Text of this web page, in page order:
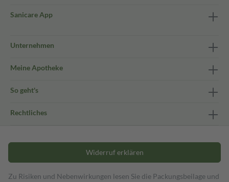
Sanicare App
Unternehmen
Meine Apotheke
So geht's
Rechtliches
Widerruf erklären
Zu Risiken und Nebenwirkungen lesen Sie die Packungsbeilage und